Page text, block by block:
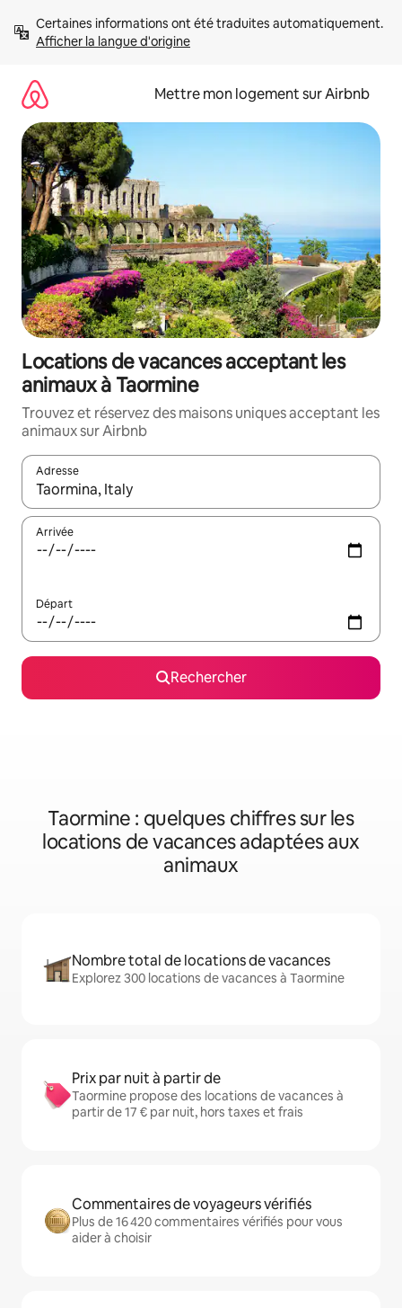
directement
Afficher la langue d'origine
Mettre mon logement sur Airbnb
Locations de vacances acceptant les
animaux à Taormine
Trouvez et réservez des maisons uniques acceptant les
animaux sur Airbnb
Adresse
Lorsque les résultats s'affichent, utilisez les flèches vers le
Arrivée
Départ
Rechercher
Taormine : quelques chiffres sur les
locations de vacances adaptées aux
animaux
Nombre total de locations de vacances
Explorez 300 locations de vacances à Taormine
Prix par nuit à partir de
Taormine propose des locations de vacances à
partir de 17 € par nuit, hors taxes et frais
Commentaires de voyageurs vérifiés
Plus de 16 420 commentaires vérifiés pour vous
aider à choisir